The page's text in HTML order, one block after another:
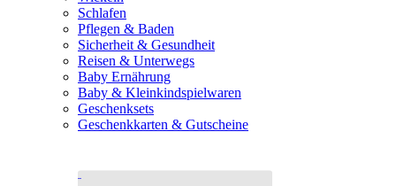
Schlafen
Pflegen & Baden
Sicherheit & Gesundheit
Reisen & Unterwegs
Baby Ernährung
Baby & Kleinkindspielwaren
Geschenksets
Geschenkkarten & Gutscheine